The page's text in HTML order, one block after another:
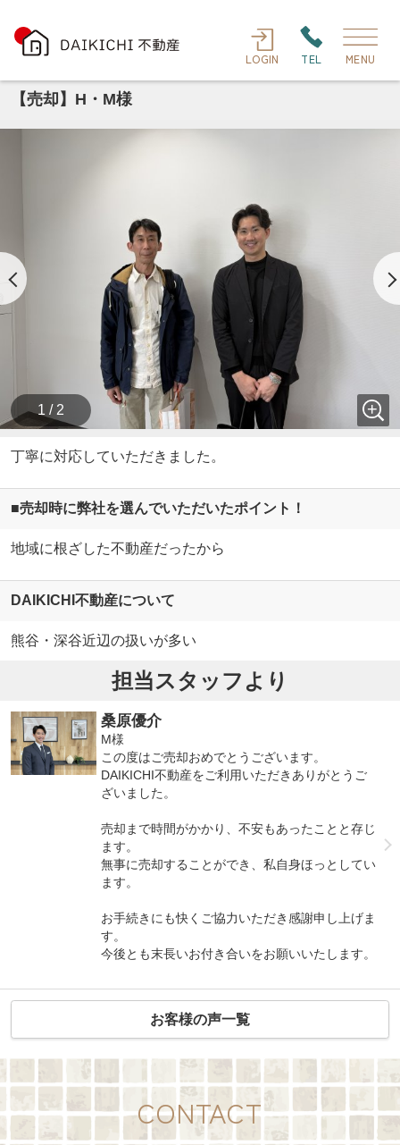
LOGIN TEL MENU
【売却】H・M様
1 / 2
丁寧に対応していただきました。
■売却時に弊社を選んでいただいたポイント！
地域に根ざした不動産だったから
DAIKICHI不動産について
熊谷・深谷近辺の扱いが多い
担当スタッフより
桑原優介
M様
この度はご売却おめでとうございます。
DAIKICHI不動産をご利用いただきありがとうご
ざいました。
売却まで時間がかかり、不安もあったことと存じ
ます。
無事に売却することができ、私自身ほっとしてい
ます。
お手続きにも快くご協力いただき感謝申し上げま
す。
今後とも末長いお付き合いをお願いいたします。
お客様の声一覧
CONTACT